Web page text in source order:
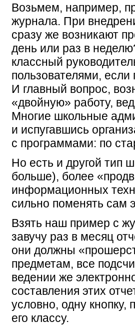
Возьмем, например,
журнала. При
сразу же возникают
день или раз в
классный
пользователями,
И главный вопрос,
«двойную» работу,
Многие школьные
и испугавшись
с программами: по
Но есть и другой тип
больше), более
информационных
сильно поменять сам
Взять наш пример с
завучу раз в месяц
они должны
предметам, все
ведении же
составления этих
условно, одну кнопку,
его классу.